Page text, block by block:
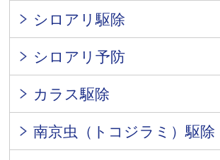
シロアリ駆除
シロアリ予防
カラス駆除
南京虫（トコジラミ）駆除